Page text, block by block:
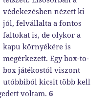
védekezésben nézett ki
jól, felvállalta a fontos
faltokat is, de olykor a
kapu környékére is
megérkezett. Egy box-to-
box játékostól viszont
utóbbiból kicsit több kell
voltam.6